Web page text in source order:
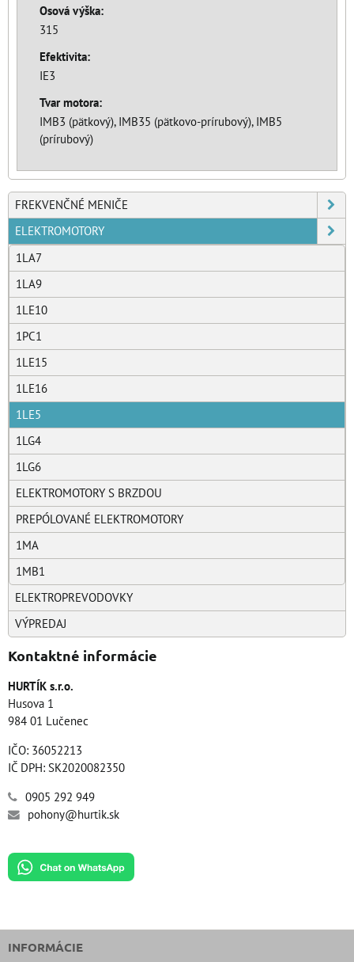
Osová výška:
315
Efektivita:
IE3
Tvar motora:
IMB3 (pätkový), IMB35 (pätkovo-prírubový), IMB5
(prírubový)
FREKVENČNÉ MENIČE
ELEKTROMOTORY
1LA7
1LA9
1LE10
1PC1
1LE15
1LE16
1LE5
1LG4
1LG6
ELEKTROMOTORY S BRZDOU
PREPÓLOVANÉ ELEKTROMOTORY
1MA
1MB1
ELEKTROPREVODOVKY
VÝPREDAJ
Kontaktné informácie
HURTÍK s.r.o.
Husova 1
984 01 Lučenec
IČO: 36052213
IČ DPH: SK2020082350
0905 292 949
pohony@hurtik.sk
INFORMÁCIE